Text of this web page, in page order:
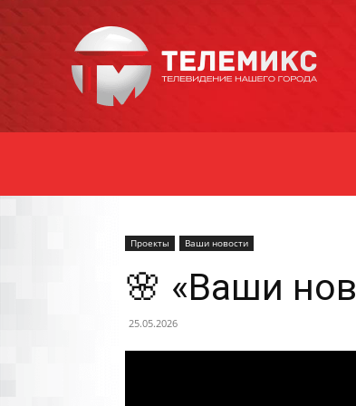
Уссурийска
Проекты Ваши новости
🌸 «Ваши
25.05.2026